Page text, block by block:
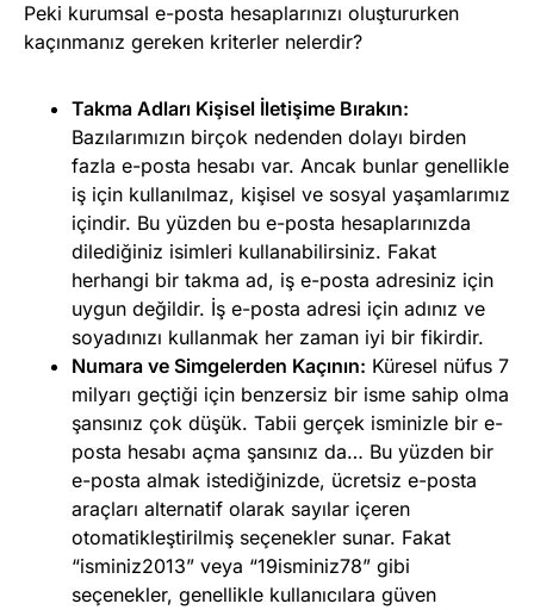
Peki kurumsal e-posta hesaplarınızı oluştururken
kaçınmanız gereken kriterler nelerdir?
Takma Adları Kişisel İletişime Bırakın:
Bazılarımızın birçok nedenden dolayı birden
fazla e-posta hesabı var. Ancak bunlar genellikle
iş için kullanılmaz, kişisel ve sosyal yaşamlarımız
içindir. Bu yüzden bu e-posta hesaplarınızda
dilediğiniz isimleri kullanabilirsiniz. Fakat
herhangi bir takma ad, iş e-posta adresiniz için
uygun değildir. İş e-posta adresi için adınız ve
soyadınızı kullanmak her zaman iyi bir fikirdir.
Numara ve Simgelerden Kaçının: Küresel nüfus 7
milyarı geçtiği için benzersiz bir isme sahip olma
şansınız çok düşük. Tabii gerçek isminizle bir e-
posta hesabı açma şansınız da… Bu yüzden bir
e-posta almak istediğinizde, ücretsiz e-posta
araçları alternatif olarak sayılar içeren
otomatikleştirilmiş seçenekler sunar. Fakat
“isminiz2013” veya “19isminiz78” gibi
seçenekler, genellikle kullanıcılara güven